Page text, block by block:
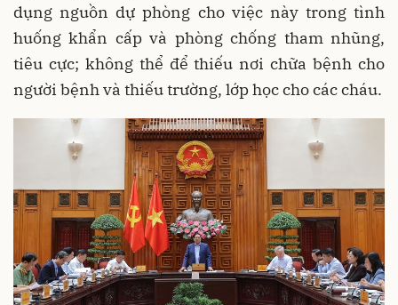
dụng nguồn dự phòng cho việc này trong tình
huống khẩn cấp và phòng chống tham nhũng,
tiêu cực; không thể để thiếu nơi chữa bệnh cho
người bệnh và thiếu trường, lớp học cho các cháu.